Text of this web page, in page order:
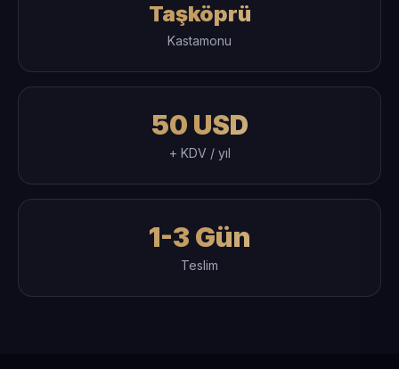
Taşköprü
Kastamonu
50 USD
+ KDV / yıl
1-3 Gün
Teslim